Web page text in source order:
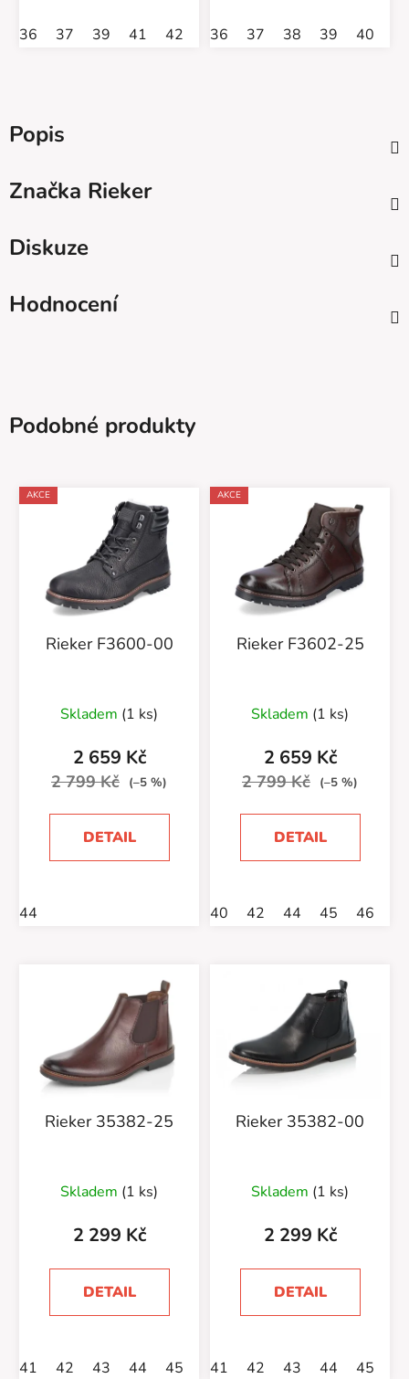
36 37 39 41 42 36 37 38 39 40
Popis
Značka Rieker
Diskuze
Hodnocení
Podobné produkty
AKCE
Rieker F3600-00
Skladem (1 ks)
2 659 Kč
2 799 Kč (–5 %)
DETAIL
44
AKCE
Rieker F3602-25
Skladem (1 ks)
2 659 Kč
2 799 Kč (–5 %)
DETAIL
40 42 44 45 46
Rieker 35382-25
Skladem (1 ks)
2 299 Kč
DETAIL
41 42 43 44 45 46
Rieker 35382-00
Skladem (1 ks)
2 299 Kč
DETAIL
41 42 43 44 45